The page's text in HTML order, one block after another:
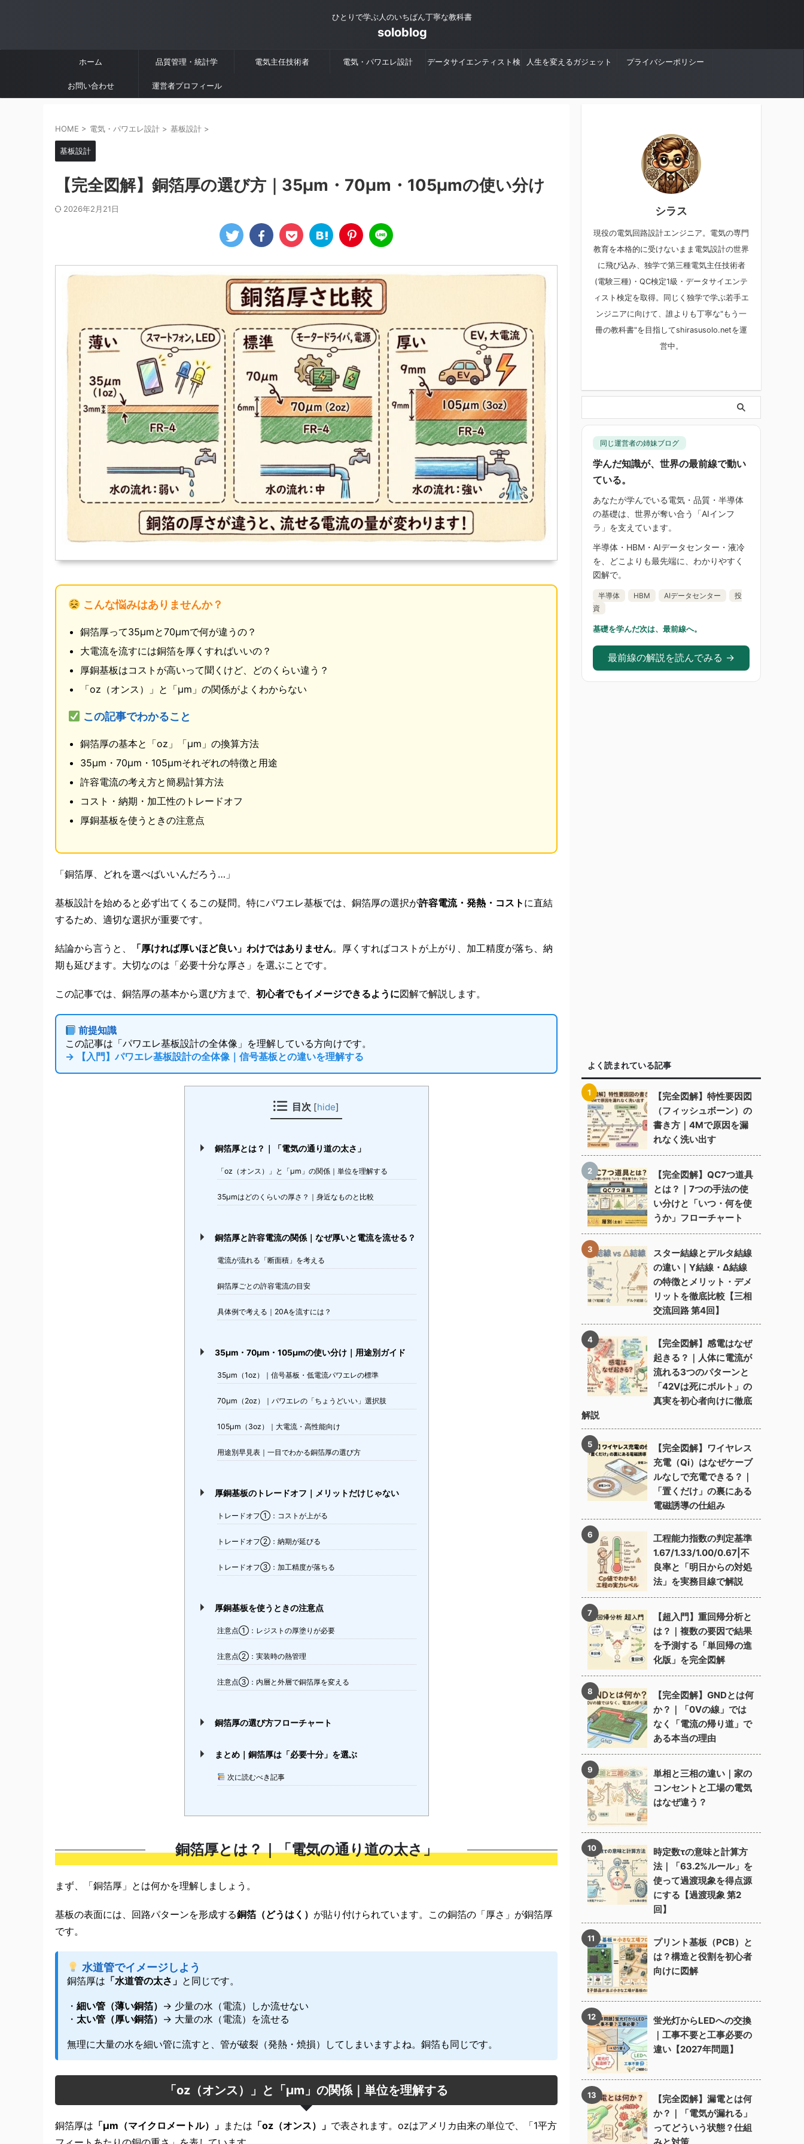
ひとりで学ぶ人のいちばん丁寧な教科書
soloblog
ホーム 品質管理・統計学 電気主任技術者 電気・パワエレ設計 データサイエンティスト検 人生を変えるガジェット プライバシーポリシー
お問い合わせ 運営者プロフィール
HOME > 電気・パワエレ設計 > 基板設計 >
基板設計
【完全図解】銅箔厚の選び方｜35μm・70μm・105μmの使い分け
2026年2月21日
こんな悩みはありませんか？
銅箔厚って35μmと70μmで何が違うの？
大電流を流すには銅箔を厚くすればいいの？
厚銅基板はコストが高いって聞くけど、どのくらい違う？
「oz（オンス）」と「μm」の関係がよくわからない
この記事でわかること
銅箔厚の基本と「oz」「μm」の換算方法
35μm・70μm・105μmそれぞれの特徴と用途
許容電流の考え方と簡易計算方法
コスト・納期・加工性のトレードオフ
厚銅基板を使うときの注意点
「銅箔厚、どれを選べばいいんだろう…」
基板設計を始めると必ず出てくるこの疑問。特にパワエレ基板では、銅箔厚の選択が許容電流・発熱・コスト に直結
するため、適切な選択が重要です。
結論から言うと、 「厚ければ厚いほど良い」わけではありません。厚くすればコストが上がり、加工精度が落ち、納
期も延びます。大切なのは「必要十分な厚さ」を選ぶことです。
この記事では、銅箔厚の基本から選び方まで、 初心者でもイメージできるように図解で解説します。
前提知識
この記事は「パワエレ基板設計の全体像」を理解している方向けです。
→ 【入門】パワエレ基板設計の全体像｜信号基板との違いを理解する
目次 [hide]
銅箔厚とは？｜「電気の通り道の太さ」
「oz（オンス）」と「μm」の関係｜単位を理解する
35μmはどのくらいの厚さ？｜身近なものと比較
銅箔厚と許容電流の関係｜なぜ厚いと電流を流せる？
電流が流れる「断面積」を考える
銅箔厚ごとの許容電流の目安
具体例で考える｜20Aを流すには？
35μm・70μm・105μmの使い分け｜用途別ガイド
35μm（1oz）｜信号基板・低電流パワエレの標準
70μm（2oz）｜パワエレの「ちょうどいい」選択肢
105μm（3oz）｜大電流・高性能向け
用途別早見表｜一目でわかる銅箔厚の選び方
厚銅基板のトレードオフ｜メリットだけじゃない
トレードオフ①：コストが上がる
トレードオフ②：納期が延びる
トレードオフ③：加工精度が落ちる
厚銅基板を使うときの注意点
注意点①：レジストの厚塗りが必要
注意点②：実装時の熱管理
注意点③：内層と外層で銅箔厚を変える
銅箔厚の選び方フローチャート
まとめ｜銅箔厚は「必要十分」を選ぶ
次に読むべき記事
銅箔厚とは？｜「電気の通り道の太さ」
まず、「銅箔厚」とは何かを理解しましょう。
基板の表面には、回路パターンを形成する銅箔（どうはく） が貼り付けられています。この銅箔の「厚さ」が銅箔厚
です。
水道管でイメージしよう
銅箔厚は 「水道管の太さ」 と同じです。
・ 細い管（薄い銅箔） → 少量の水（電流）しか流せない
・ 太い管（厚い銅箔） → 大量の水（電流）を流せる
無理に大量の水を細い管に流すと、管が破裂（発熱・焼損）してしまいますよね。銅箔も同じです。
「oz（オンス）」と「μm」の関係｜単位を理解する
銅箔厚は 「μm（マイクロメートル）」 または 「oz（オンス）」 で表されます。ozはアメリカ由来の単位で、「1平方
シラス
現役の電気回路設計エンジニア。電気の専門
教育を本格的に受けないまま電気設計の世界
に飛び込み、独学で第三種電気主任技術者
(電験三種)・QC検定1級・データサイエンテ
ィスト検定を取得。同じく独学で学ぶ若手エ
ンジニアに向けて、誰よりも丁寧な"もう一
冊の教科書"を目指してshirasusolo.netを運
営中。
同じ運営者の姉妹ブログ
学んだ知識が、世界の最前線で動い
ている。
あなたが学んでいる電気・品質・半導体
の基礎は、世界が奪い合う「AIインフ
ラ」を支えています。
半導体・HBM・AIデータセンター・液冷
を、どこよりも最先端に、わかりやすく
図解で。
半導体 HBM AIデータセンター
投
資
基礎を学んだ次は、最前線へ。
最前線の解説を読んでみる →
よく読まれている記事
【完全図解】特性要因図
（フィッシュボーン）の
書き方｜4Mで原因を漏
れなく洗い出す
【完全図解】QC7つ道具
とは？｜7つの手法の使
い分けと「いつ・何を使
うか」フローチャート
スター結線とデルタ結線
の違い｜Y結線・Δ結線
の特徴とメリット・デメ
リットを徹底比較【三相
交流回路 第4回】
【完全図解】感電はなぜ
起きる？｜人体に電流が
流れる3つのパターンと
「42Vは死にボルト」の
真実を初心者向けに徹底
解説
【完全図解】ワイヤレス
充電（Qi）はなぜケーブ
ルなしで充電できる？｜
「置くだけ」の裏にある
電磁誘導の仕組み
工程能力指数の判定基準
1.67/1.33/1.00/0.67|不
良率と「明日からの対処
法」を実務目線で解説
【超入門】重回帰分析と
は？｜複数の要因で結果
を予測する「単回帰の進
化版」を完全図解
【完全図解】GNDとは何
か？｜「0Vの線」では
なく「電流の帰り道」で
ある本当の理由
単相と三相の違い｜家の
コンセントと工場の電気
はなぜ違う？
時定数τの意味と計算方
法｜「63.2%ルール」を
使って過渡現象を得点源
にする【過渡現象 第2
回】
プリント基板（PCB）と
は？構造と役割を初心者
向けに図解
蛍光灯からLEDへの交換
｜工事不要と工事必要の
違い【2027年問題】
【完全図解】漏電とは何
か？｜「電気が漏れる」
ってどういう状態？仕組